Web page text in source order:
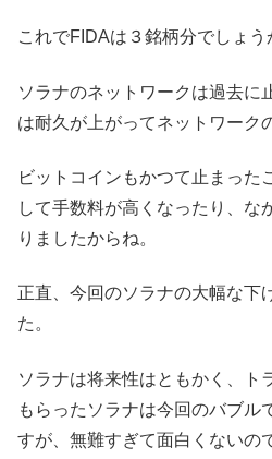
これでFIDAは３銘柄分でしょう
ソラナのネットワークは過去に
は耐久が上がってネットワーク
ビットコインもかつて止まった
して手数料が高くなったり、な
りましたからね。
正直、今回のソラナの大幅な下
た。
ソラナは将来性はともかく、ト
もらったソラナは今回のバブル
すが、無難すぎて面白くないの